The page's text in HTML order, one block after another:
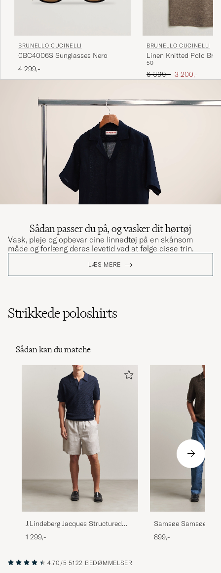
BRUNELLO CUCINELLI
0BC4006S Sunglasses Nero
4 299,-
BRUNELLO CUCINELLI
Linen Knitted Polo
50
Ordinary pris
6 399,- Nedsat pris
3 200,-
Sådan passer du på, og vasker dit hørtøj
Vask, pleje og opbevar dine linnedtøj på en skånsom
måde og forlæng deres levetid ved at følge disse trin.
LÆS MERE
Strikkede poloshirts
Sådan kan du matche
J.Lindeberg Jacques Structured
Knitted Polo Navy
1 299,-
Samsøe Samsøe
Polo Turkish Coffee
899,-
4.70/5 5122 BEDØMMELSER